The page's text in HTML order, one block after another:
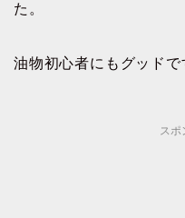
た。
油物初心者にもグッドで
スポ